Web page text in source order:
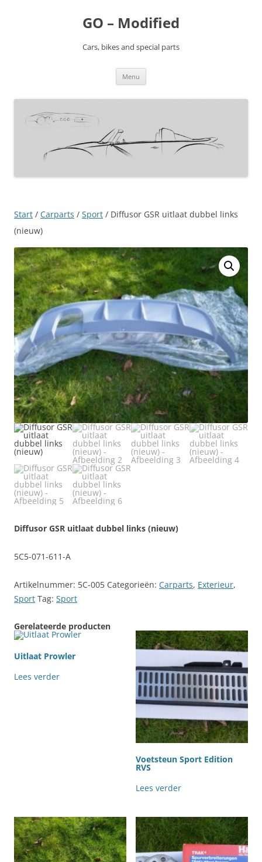
GO – Modified
Cars, bikes and special parts
Menu
Start / Carparts / Sport / Diffusor GSR uitlaat dubbel links
(nieuw)
Diffusor GSR uitlaat dubbel links (nieuw)
5C5-071-611-A
Artikelnummer: 5C-005 Categorieën: Carparts, Exterieur,
Sport Tag: Sport
Gerelateerde producten
Uitlaat Prowler
Lees verder
Voetsteun Sport Edition
RVS
Lees verder